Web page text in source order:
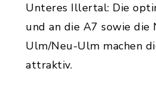
Unteres Illertal: Die
und an die A7 sowie
Ulm/Neu-Ulm machen
attraktiv.